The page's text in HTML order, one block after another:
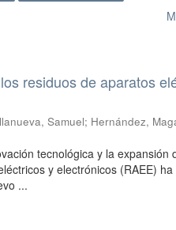
residuos de aparatos
Samuel; Hernández,
tecnológica y la expansión
y electrónicos (RAEE)
...